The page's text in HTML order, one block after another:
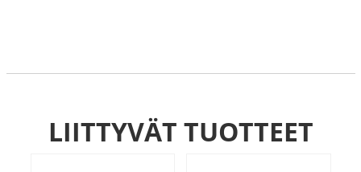
LIITTYVÄT TUOTTEET